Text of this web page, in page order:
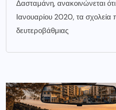
Δασταμάνη, ανακοινώνεται
Ιανουαρίου 2020, τα σχολεία
δευτεροβάθμιας